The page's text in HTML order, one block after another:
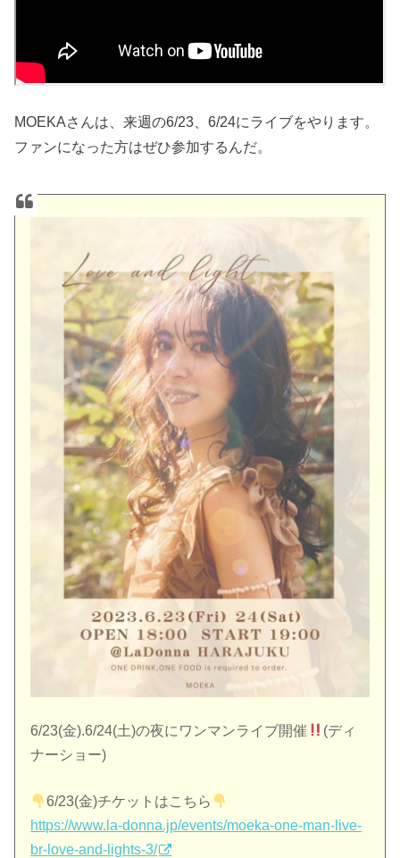
MOEKAさんは、来週の6/23、6/24にライブをやります。
ファンになった方はぜひ参加するんだ。
6/23(金).6/24(土)の夜にワンマンライブ開催
(ディ
ナーショー)
6/23(金)チケットはこちら
https://www.la-donna.jp/events/moeka-one-man-live-
br-love-and-lights-3/